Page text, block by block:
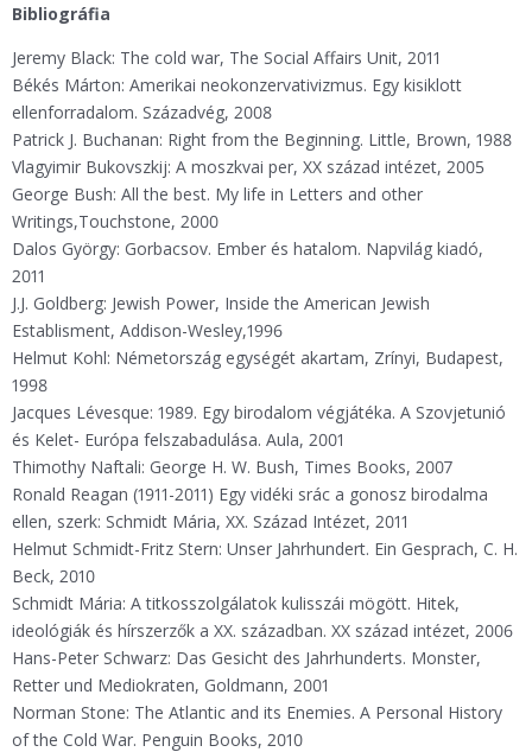
Bibliográfia
Jeremy Black: The cold war, The Social Affairs Unit, 2011
Békés Márton: Amerikai neokonzervativizmus. Egy kisiklott
ellenforradalom. Századvég, 2008
Patrick J. Buchanan: Right from the Beginning. Little, Brown, 1988
Vlagyimir Bukovszkij: A moszkvai per, XX század intézet, 2005
George Bush: All the best. My life in Letters and other
Writings,Touchstone, 2000
Dalos György: Gorbacsov. Ember és hatalom. Napvilág kiadó,
2011
J.J. Goldberg: Jewish Power, Inside the American Jewish
Establisment, Addison-Wesley,1996
Helmut Kohl: Németország egységét akartam, Zrínyi, Budapest,
1998
Jacques Lévesque: 1989. Egy birodalom végjátéka. A Szovjetunió
és Kelet- Európa felszabadulása. Aula, 2001
Thimothy Naftali: George H. W. Bush, Times Books, 2007
Ronald Reagan (1911-2011) Egy vidéki srác a gonosz birodalma
ellen, szerk: Schmidt Mária, XX. Század Intézet, 2011
Helmut Schmidt-Fritz Stern: Unser Jahrhundert. Ein Gesprach, C. H.
Beck, 2010
Schmidt Mária: A titkosszolgálatok kulisszái mögött. Hitek,
ideológiák és hírszerzők a XX. században. XX század intézet, 2006
Hans-Peter Schwarz: Das Gesicht des Jahrhunderts. Monster,
Retter und Mediokraten, Goldmann, 2001
Norman Stone: The Atlantic and its Enemies. A Personal History
of the Cold War. Penguin Books, 2010